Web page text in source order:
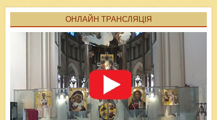
ОНЛАЙН ТРАНСЛЯЦІЯ